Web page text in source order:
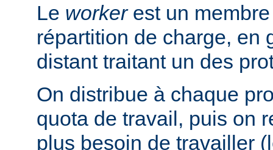
Le workerest un
répartition de charge, en
distant traitant un des
On distribue à chaque
quota de travail, puis on
plus besoin de travailler